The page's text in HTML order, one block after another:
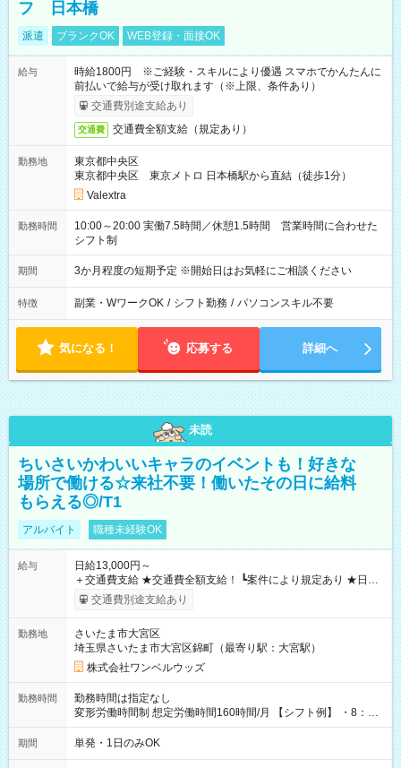
フ 日本橋
派遣 ブランクOK WEB登録・面接OK
給与
時給1800円 ※ご経験・スキルにより優遇 スマホでかんたんに
前払いで給与が受け取れます（※上限、条件あり）
交通費別途支給あり
交通費 交通費全額支給（規定あり）
勤務地
東京都中央区
東京都中央区 東京メトロ 日本橋駅から直結（徒歩1分）
Valextra
勤務時間
10:00～20:00 実働7.5時間／休憩1.5時間 営業時間に合わせた
シフト制
期間 3か月程度の短期予定 ※開始日はお気軽にご相談ください
特徴 副業・WワークOK / シフト勤務 / パソコンスキル不要
気になる！ 応募する 詳細へ
未読
ちいさいかわいいキャラのイベントも！好きな
場所で働ける☆来社不要！働いたその日に給料
もらえる◎/T1
アルバイト 職種未経験OK
給与
日給13,000円～
＋交通費支給 ★交通費全額支給！ ┗案件により規定あり ★日払
いOK！（規定あり） ┗働いたその日に現金GET♪ お仕事後はコ
ンビニATMから 日払い分を引き落とせます！ 【試用期間】試
交通費別途支給あり
勤務地
さいたま市大宮区
埼玉県さいたま市大宮区錦町（最寄り駅：大宮駅）
株式会社ワンベルウッズ
勤務時間
勤務時間は指定なし
変形労働時間制 想定労働時間160時間/月 【シフト例】 ・8：00
～21：00
期間 単発・1日のみOK